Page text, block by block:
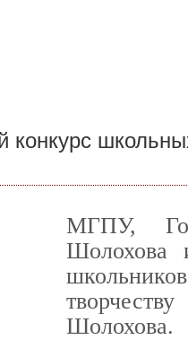
конкурс
МГПУ,
Шолохова
Шолохова.